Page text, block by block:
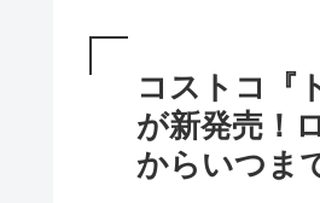
コストコ『
が新発売！
からいつま